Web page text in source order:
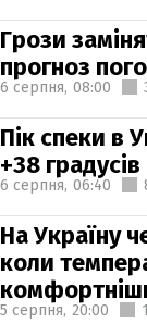
Грози
прогноз
6 серпня, 08:00
Пік спеки в
+38 градусів
6 серпня, 06:40
На Україну
коли
5 серпня, 20:00